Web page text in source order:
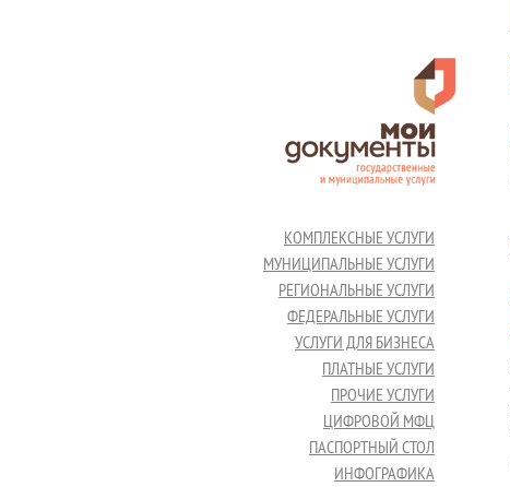
КОМПЛЕКСНЫЕ УСЛУГИ
МУНИЦИПАЛЬНЫЕ УСЛУГИ
РЕГИОНАЛЬНЫЕ УСЛУГИ
ФЕДЕРАЛЬНЫЕ УСЛУГИ
УСЛУГИ ДЛЯ БИЗНЕСА
ПЛАТНЫЕ УСЛУГИ
ПРОЧИЕ УСЛУГИ
ЦИФРОВОЙ МФЦ
ПАСПОРТНЫЙ СТОЛ
ИНФОГРАФИКА